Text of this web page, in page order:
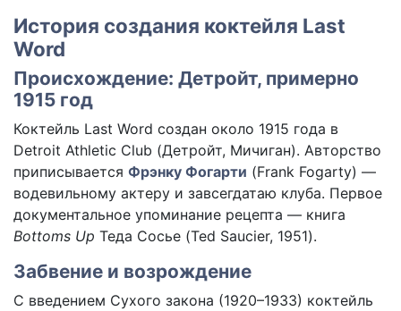
История создания коктейля Last
Word
Происхождение: Детройт, примерно
1915 год
Коктейль Last Word создан около 1915 года в
Detroit Athletic Club (Детройт, Мичиган). Авторство
приписывается Фрэнку Фогарти (Frank Fogarty) —
водевильному актеру и завсегдатаю клуба. Первое
документальное упоминание рецепта — книга
Bottoms Up Теда Сосье (Ted Saucier, 1951).
Забвение и возрождение
С введением Сухого закона (1920–1933) коктейль